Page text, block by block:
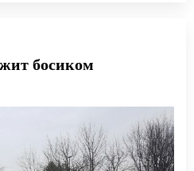
босиком